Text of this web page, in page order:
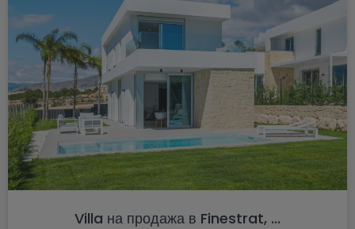
Villa на продажа в Finestrat, ...